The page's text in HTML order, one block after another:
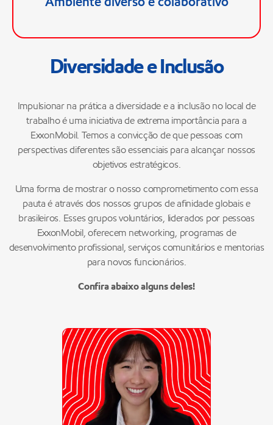
Diversidade e Inclusão
Impulsionar na prática a diversidade e a inclusão no local de
trabalho é uma iniciativa de extrema importância para a
ExxonMobil. Temos a convicção de que pessoas com
perspectivas diferentes são essenciais para alcançar nossos
objetivos estratégicos.
Uma forma de mostrar o nosso comprometimento com essa
pauta é através dos nossos grupos de afinidade globais e
brasileiros. Esses grupos voluntários, liderados por pessoas
ExxonMobil, oferecem networking, programas de
desenvolvimento profissional, serviços comunitários e mentorias
para novos funcionários.
Confira abaixo alguns deles!